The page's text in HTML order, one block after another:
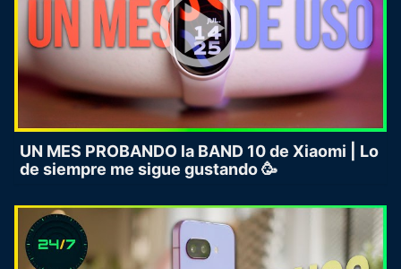
UN MES PROBANDO la BAND 10 de Xiaomi | Lo
de siempre me sigue gustando 🥳